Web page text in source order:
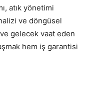
atık yönetimi
ve döngüsel
gelecek vaat eden
hem iş garantisi